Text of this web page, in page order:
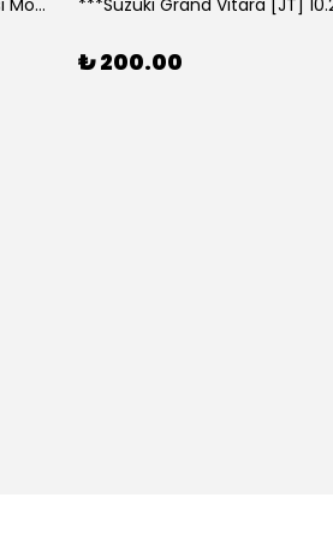
***Lexus NX [Z1] 11.2014-.. Ve Sonrası Model Yılları İçin Uyumlu Yeo Arka Silecek
₺ 200.00